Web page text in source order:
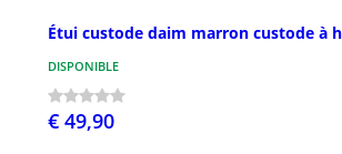
Étui custode daim marron custode à
DISPONIBLE
€ 49,90